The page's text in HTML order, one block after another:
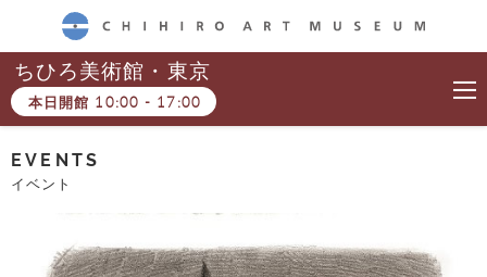
CHIHIRO ART MUSEUM
ちひろ美術館・東京
本日開館 10:00 - 17:00
EVENTS
イベント